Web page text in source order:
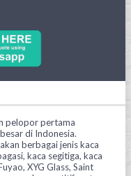
pelopor pertama
di Indonesia.
berbagai jenis kaca
kaca segitiga, kaca
XYG Glass, Saint